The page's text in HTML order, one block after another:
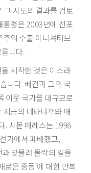
그 시도의 결과를 검토
통령은 2003년에 선포
주의 수출 이니셔티브
니다.
시작한 것은 이스라
니다: 베긴과 그의 국
이웃 국가를 대규모로
금의 네타냐후와 매
. 시몬 페레스는 1996
거에서 패배했고,
맞물려 몰락의 길을
로운 중동'에 대한 반복